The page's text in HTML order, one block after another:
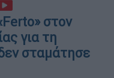
στον
για τη
σταμάτησε